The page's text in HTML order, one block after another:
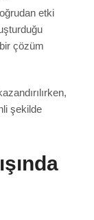
etki
çözüm
şekilde